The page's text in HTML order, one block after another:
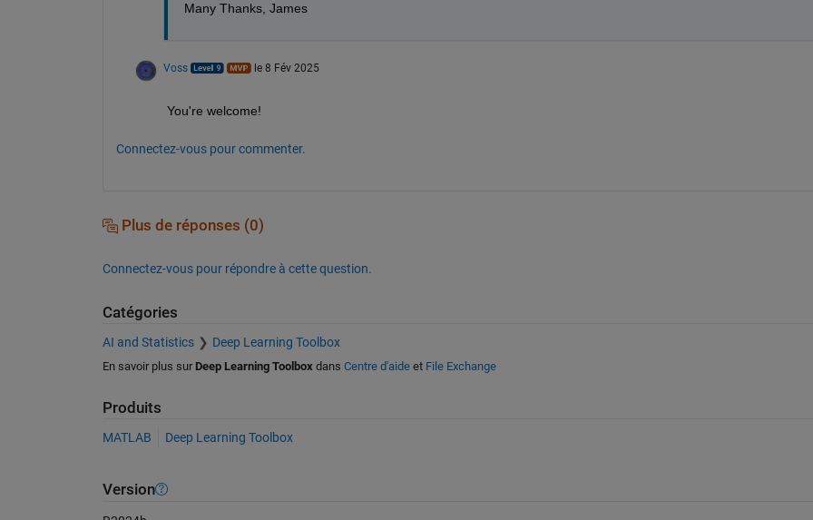
Many Thanks, James
Voss le 8 Fév 2025
You're welcome!
Connectez-vous pour commenter.
Plus de réponses (0)
Connectez-vous pour répondre à cette question.
Catégories
AI and Statistics Deep Learning Toolbox
En savoir plus sur Deep Learning Toolbox dans Centre d'aideet File Exchange
Produits
MATLAB Deep Learning Toolbox
Version